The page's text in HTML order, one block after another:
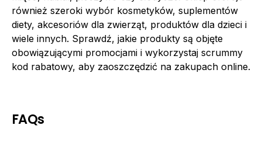
również szeroki wybór kosmetyków, suplementów
diety, akcesoriów dla zwierząt, produktów dla dzieci i
wiele innych. Sprawdź, jakie produkty są objęte
obowiązującymi promocjami i wykorzystaj scrummy
kod rabatowy, aby zaoszczędzić na zakupach online.
FAQs